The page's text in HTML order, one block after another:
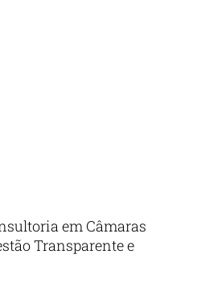
em Câmaras
Transparente e